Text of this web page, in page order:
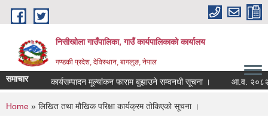
Skip to main content
निसीखोला गाउँपालिका, गाउँ कार्यपालिकाको कार्यालय
गण्डकी प्रदेश, देविस्थान, बागलुङ, नेपाल
समाचार कार्यसम्पादन मूल्यांकन फाराम बुझाउने सम्वनधी सूचना । आ.व. २०८२/
You are here
Home » लिखित तथा मौखिक परिक्षा कार्यक्रम तोकिएको सूचना ।